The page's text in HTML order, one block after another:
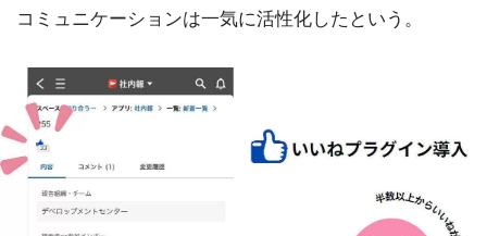
コミュニケーションは一気に活性化したという。